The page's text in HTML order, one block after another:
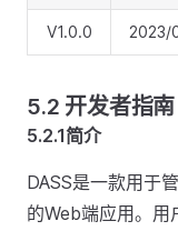
V1.0.0 2023/
5.2 开发者指南
5.2.1简介
DASS是一款用于
的Web端应用。用